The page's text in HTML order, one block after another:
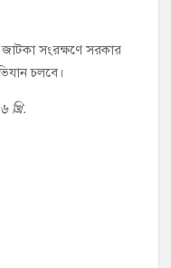
সংরক্ষণে সরকার
চলবে।
খ্রি.